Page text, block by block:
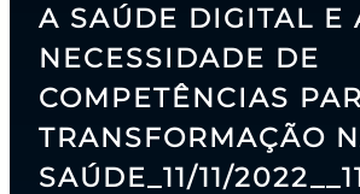
A SAÚDE DIGITAL E
NECESSIDADE DE
COMPETÊNCIAS
TRANSFORMAÇÃO
SAÚDE_11/11/